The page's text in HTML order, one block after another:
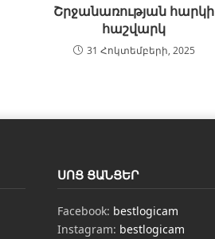
Շրջանառության հարկի
հաշվարկ
31 Հոկտեմբերի, 2025
ՍՈՑ ՑԱՆՑԵՐ
Facebook: bestlogicam
Instagram: bestlogicam